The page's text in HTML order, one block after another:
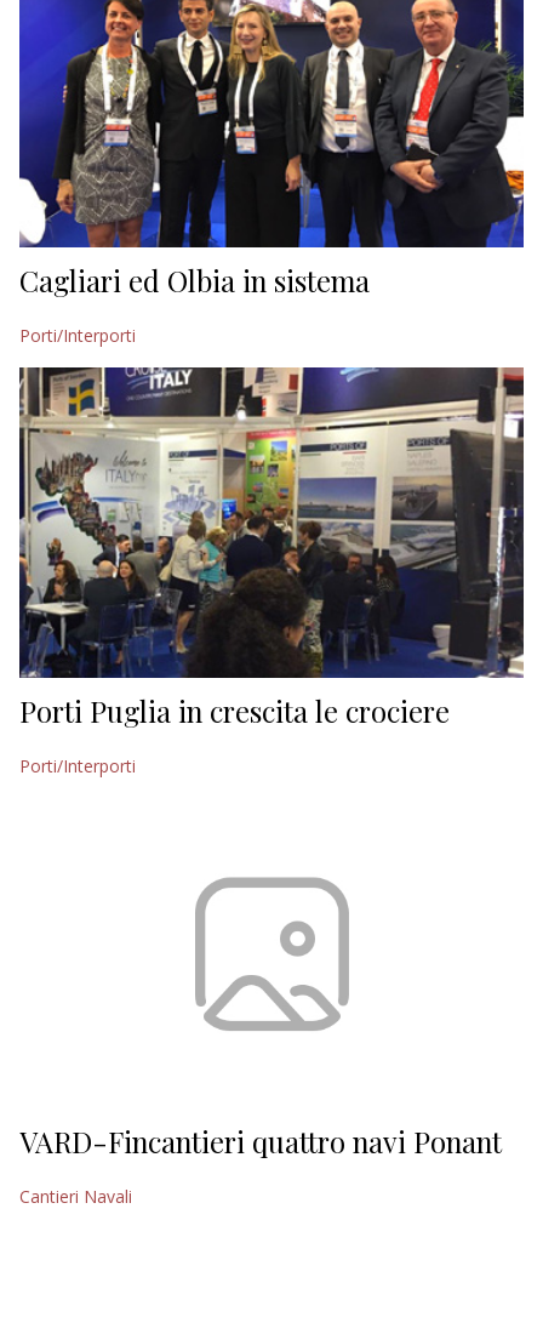
Cagliari ed Olbia in sistema
Porti/Interporti
Porti Puglia in crescita le crociere
Porti/Interporti
VARD-Fincantieri quattro navi Ponant
Cantieri Navali